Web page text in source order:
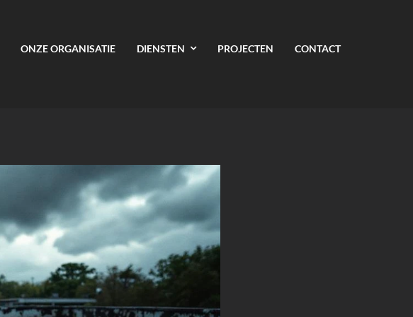
ONZE ORGANISATIE DIENSTEN PROJECTEN CONTACT